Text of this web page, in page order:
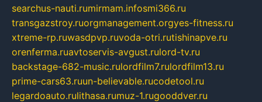
searchus-nauti.rumirmam.infosmi366.ru
transgazstroy.ruorgmanagement.orgyes-fitness.ru
xtreme-rp.ruwasdpvp.ruvoda-otri.rutishinapve.ru
orenferma.ruavtoservis-avgust.rulord-tv.ru
backstage-682-music.rulordfilm7.rulordfilm13.ru
prime-cars63.ruun-believable.rucodetool.ru
legardoauto.rulithasa.rumuz-1.rugooddver.ru